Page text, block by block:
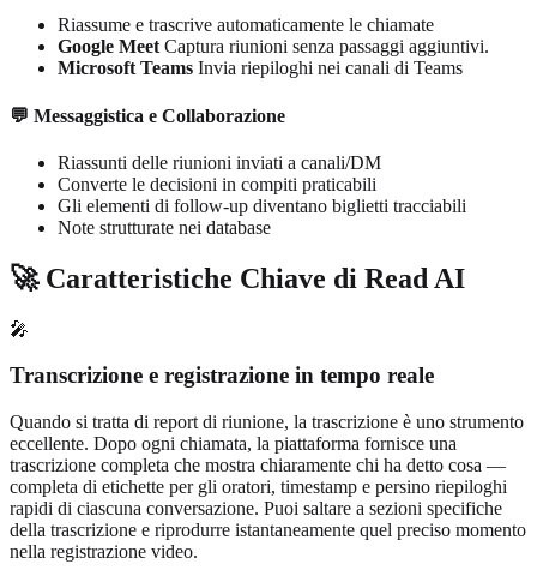
Riassume e trascrive automaticamente le chiamate
Google Meet Captura riunioni senza passaggi aggiuntivi.
Microsoft Teams Invia riepiloghi nei canali di Teams
💬 Messaggistica e Collaborazione
Riassunti delle riunioni inviati a canali/DM
Converte le decisioni in compiti praticabili
Gli elementi di follow-up diventano biglietti tracciabili
Note strutturate nei database
🚀 Caratteristiche Chiave di Read AI
🎤
Transcrizione e registrazione in tempo reale
Quando si tratta di report di riunione, la trascrizione è uno strumento
eccellente. Dopo ogni chiamata, la piattaforma fornisce una
trascrizione completa che mostra chiaramente chi ha detto cosa —
completa di etichette per gli oratori, timestamp e persino riepiloghi
rapidi di ciascuna conversazione. Puoi saltare a sezioni specifiche
della trascrizione e riprodurre istantaneamente quel preciso momento
nella registrazione video.